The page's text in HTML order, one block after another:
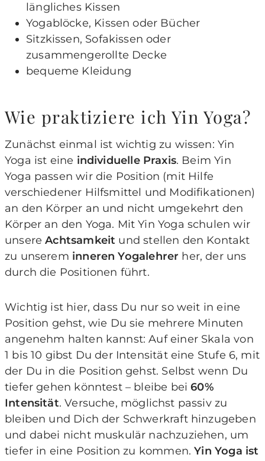
längliches Kissen
Yogablöcke, Kissen oder Bücher
Sitzkissen, Sofakissen oder
zusammengerollte Decke
bequeme Kleidung
Wie praktiziere ich Yin Yoga?
Zunächst einmal ist wichtig zu wissen: Yin
Yoga ist eine individuelle Praxis. Beim Yin
Yoga passen wir die Position (mit Hilfe
verschiedener Hilfsmittel und Modifikationen)
an den Körper an und nicht umgekehrt den
Körper an den Yoga. Mit Yin Yoga schulen wir
unsereAchtsamkeit und stellen den Kontakt
zu unserem inneren Yogalehrer her, der uns
durch die Positionen führt.
Wichtig ist hier, dass Du nur so weit in eine
Position gehst, wie Du sie mehrere Minuten
angenehm halten kannst: Auf einer Skala von
1 bis 10 gibst Du der Intensität eine Stufe 6, mit
der Du in die Position gehst. Selbst wenn Du
tiefer gehen könntest – bleibe bei60%
Intensität. Versuche, möglichst passiv zu
bleiben und Dich der Schwerkraft hinzugeben
und dabei nicht muskulär nachzuziehen, um
tiefer in eine Position zu kommen.Yin Yoga ist